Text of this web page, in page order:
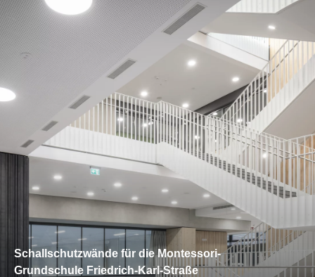
Schallschutzwände für die Montessori-
Grundschule Friedrich-Karl-Straße